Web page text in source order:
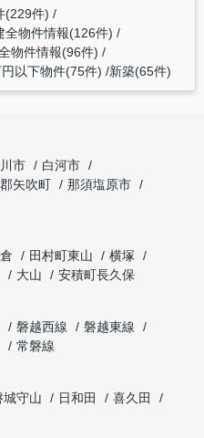
(229件)
全物件情報(126件)
物件情報(96件)
以下物件(75件) 新築(65件)
市
白河市
矢吹町
那須塩原市
田村町東山
横塚
大山
安積町長久保
磐越西線
磐越東線
常磐線
城守山 日和田
喜久田